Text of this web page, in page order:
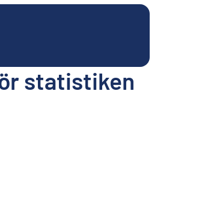
statistiken